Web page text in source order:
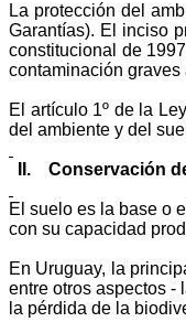
La protección del
Garantías). El inciso
constitucional de
contaminación graves
El artículo 1º de la
del ambiente y del
II. Conservación
El suelo es la base o
con su capacidad
En Uruguay, la
entre otros aspectos -
la pérdida de la